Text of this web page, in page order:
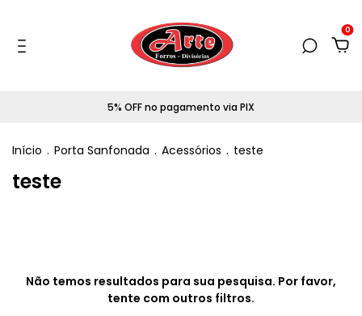
0
5% OFF no pagamento via PIX
Início . Porta Sanfonada . Acessórios . teste
teste
Não temos resultados para sua pesquisa. Por favor,
tente com outros filtros.